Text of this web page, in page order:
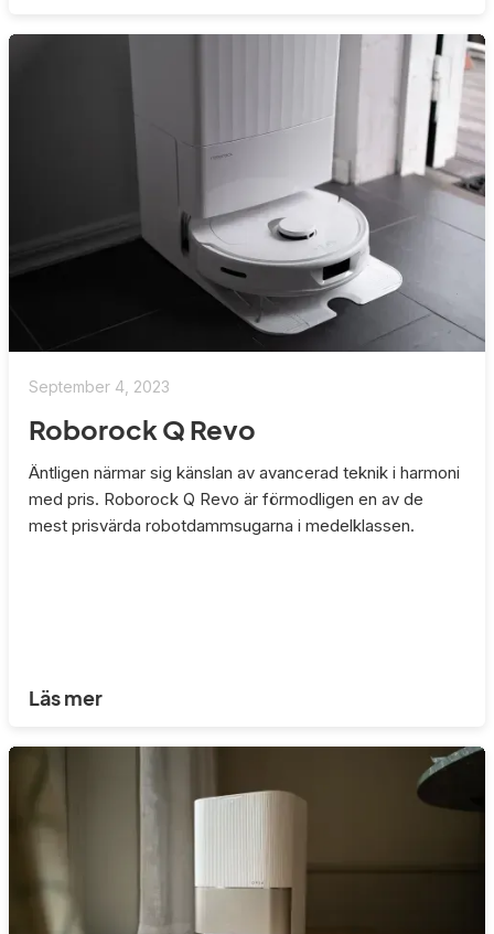
September 4, 2023
Roborock Q Revo
Äntligen närmar sig känslan av avancerad teknik i harmoni
med pris. Roborock Q Revo är förmodligen en av de
mest prisvärda robotdammsugarna i medelklassen.
Läs mer